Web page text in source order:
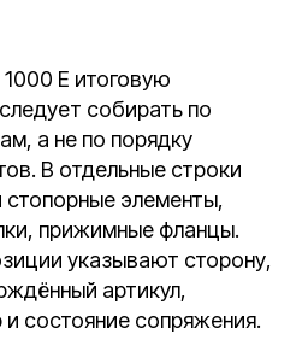
1000 E итоговую
собирать по
а не по порядку
В отдельные строки
элементы,
прижимные фланцы.
указывают сторону,
артикул,
состояние сопряжения.